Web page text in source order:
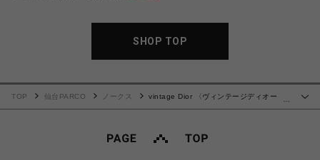
SHOP TOP
TOP 仙台PARCO ノークス
vintage Dior 〈ヴィンテージディオー